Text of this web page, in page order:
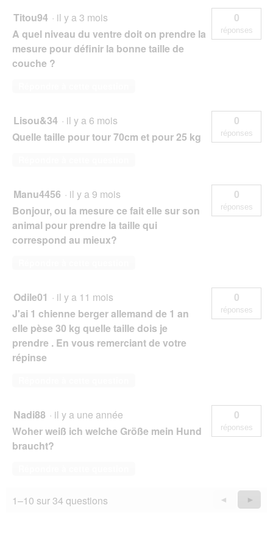
Titou94 · il y a 3 mois
A quel niveau du ventre doit on prendre la
mesure pour définir la bonne taille de
couche ?
0
réponses
Lisou&34 · il y a 6 mois
Quelle taille pour tour 70cm et pour 25 kg
0
réponses
Manu4456 · il y a 9 mois
Bonjour, ou la mesure ce fait elle sur son
animal pour prendre la taille qui
correspond au mieux?
0
réponses
Odile01 · il y a 11 mois
J'ai 1 chienne berger allemand de 1 an
elle pèse 30 kg quelle taille dois je
prendre . En vous remerciant de votre
répinse
0
réponses
Nadi88 · il y a une année
Woher weiß ich welche Größe mein Hund
braucht?
0
réponses
1–10 sur 34 questions
Précédent
Questions
◄ ►